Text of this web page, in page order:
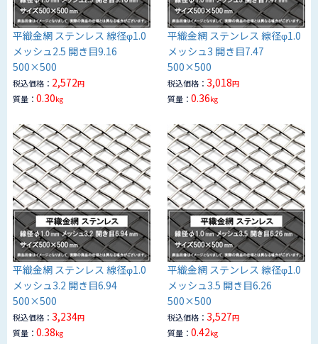
平織金網 ステンレス 線径φ1.0
メッシュ2.5 開き目9.16
500×500
税込価格： 2,572円
質量： 0.30kg
平織金網 ステンレス 線径φ1.0
メッシュ3 開き目7.47
500×500
税込価格：3,018円
質量：0.36kg
平織金網 ステンレス 線径φ1.0
メッシュ3.2 開き目6.94
500×500
税込価格： 3,234円
質量： 0.38kg
平織金網 ステンレス 線径φ1.0
メッシュ3.5 開き目6.26
500×500
税込価格：3,527円
質量：0.42kg